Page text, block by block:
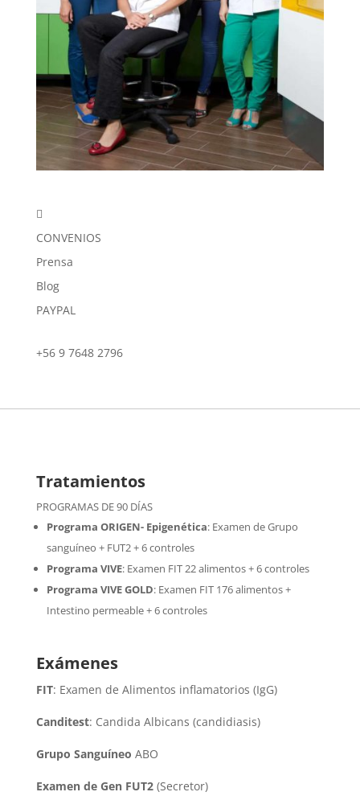

CONVENIOS
Prensa
Blog
PAYPAL
+56 9 7648 2796
Tratamientos
PROGRAMAS DE 90 DÍAS
Programa ORIGEN- Epigenética:Examen de Grupo
sanguíneo + FUT2 + 6 controles
Programa VIVE: Examen FIT 22 alimentos + 6 controles
Programa VIVE GOLD: Examen FIT 176 alimentos +
Intestino permeable + 6 controles
Exámenes
FIT: Examen de Alimentos inflamatorios (IgG)
Canditest: Candida Albicans (candidiasis)
Grupo Sanguíneo ABO
Examen de Gen FUT2(Secretor)